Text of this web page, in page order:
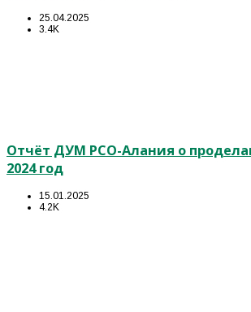
25.04.2025
3.4K
Отчёт ДУМ РСО-Алания о
2024 год
15.01.2025
4.2K